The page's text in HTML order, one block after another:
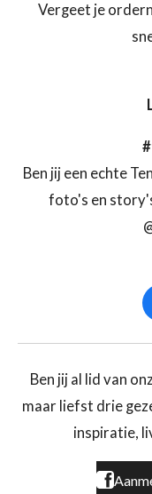
Vergeet je
Ben jij een echte
foto's en
Ben jij al lid van
maar liefst drie
inspiratie,